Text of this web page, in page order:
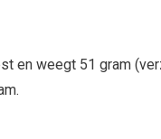
en weegt 51 gram